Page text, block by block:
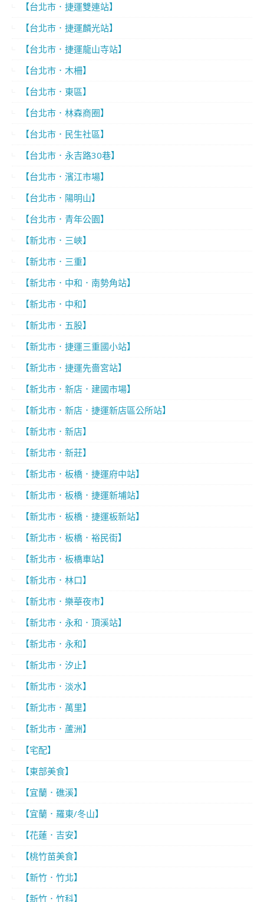
【台北市．捷運雙連站】
【台北市．捷運麟光站】
【台北市．捷運龍山寺站】
【台北市．木柵】
【台北市．東區】
【台北市．林森商圈】
【台北市．民生社區】
【台北市．永吉路30巷】
【台北市．濱江市場】
【台北市．陽明山】
【台北市．青年公園】
【新北市．三峽】
【新北市．三重】
【新北市．中和．南勢角站】
【新北市．中和】
【新北市．五股】
【新北市．捷運三重國小站】
【新北市．捷運先嗇宮站】
【新北市．新店．建國市場】
【新北市．新店．捷運新店區公所站】
【新北市．新店】
【新北市．新莊】
【新北市．板橋．捷運府中站】
【新北市．板橋．捷運新埔站】
【新北市．板橋．捷運板新站】
【新北市．板橋．裕民街】
【新北市．板橋車站】
【新北市．林口】
【新北市．樂華夜市】
【新北市．永和．頂溪站】
【新北市．永和】
【新北市．汐止】
【新北市．淡水】
【新北市．萬里】
【新北市．蘆洲】
【宅配】
【東部美食】
【宜蘭．礁溪】
【宜蘭．羅東/冬山】
【花蓮．吉安】
【桃竹苗美食】
【新竹．竹北】
【新竹．竹科】